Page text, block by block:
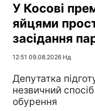
У Косові
яйцями
засідання
12:51 09.08.2026 Нд
Депутатка
незвичний
обурення